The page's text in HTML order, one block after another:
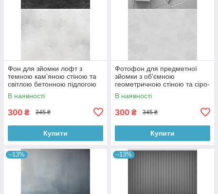
Фон для зйомки лофт з
темною кам’яною стіною та
світлою бетонною підлогою
60×90 см, №57331
В наявності
300 ₴ 345 ₴
Купити
Фотофон для предметної
зйомки з об’ємною
геометричною стіною та сіро-
бетонною підлогою 60×90
см, №57397
В наявності
300 ₴ 345 ₴
Купити
–13% –13%